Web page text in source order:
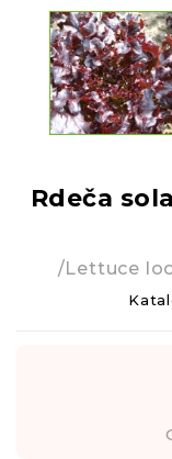
Rdeča
/Lettuce